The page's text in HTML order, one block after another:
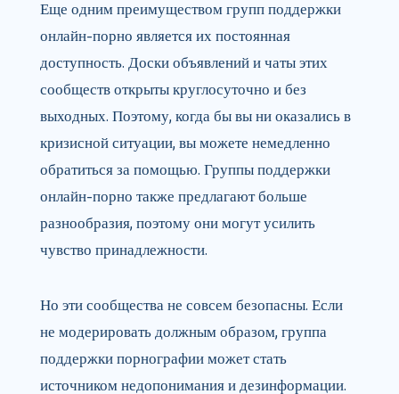
Еще одним преимуществом групп поддержки
онлайн-порно является их постоянная
доступность. Доски объявлений и чаты этих
сообществ открыты круглосуточно и без
выходных. Поэтому, когда бы вы ни оказались в
кризисной ситуации, вы можете немедленно
обратиться за помощью. Группы поддержки
онлайн-порно также предлагают больше
разнообразия, поэтому они могут усилить
чувство принадлежности.
Но эти сообщества не совсем безопасны. Если
не модерировать должным образом, группа
поддержки порнографии может стать
источником недопонимания и дезинформации.